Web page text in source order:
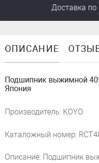
Доставка по
ОПИСАНИЕ
Подшипник выжимной
Япония
Производитель: KOYO
Каталожный номер:
Описание: Подшипник